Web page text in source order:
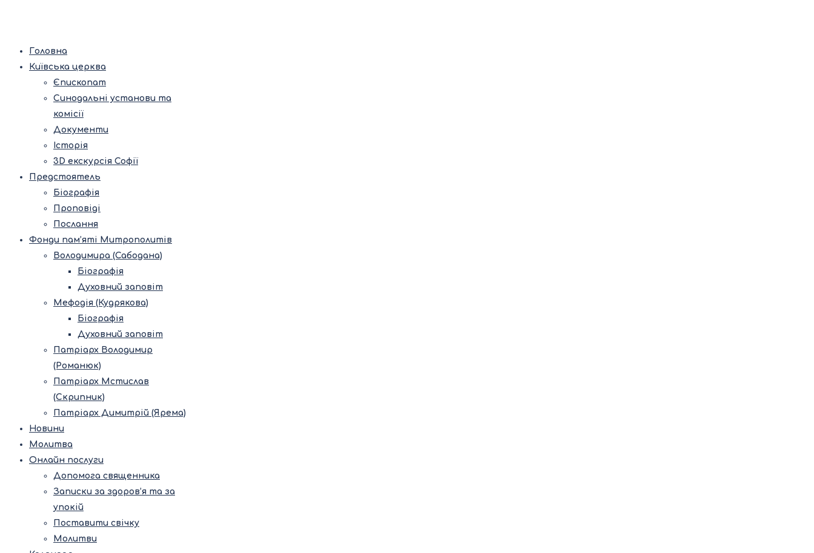
Головна
Київська церква
Єпископат
Синодальні установи та
комісії
Документи
Історія
3D екскурсія Софії
Предстоятель
Біографія
Проповіді
Послання
Фонди пам’яті Митрополитів
Володимира (Сабодана)
Біографія
Духовний заповіт
Мефодія (Кудрякова)
Біографія
Духовний заповіт
Патріарх Володимир
(Романюк)
Патріарх Мстислав
(Скрипник)
Патріарх Димитрій (Ярема)
Новини
Молитва
Онлайн послуги
Допомога священника
Записки за здоров’я та за
упокій
Поставити свічку
Молитви